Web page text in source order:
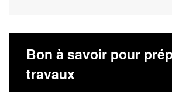
Bon à savoir pour
travaux